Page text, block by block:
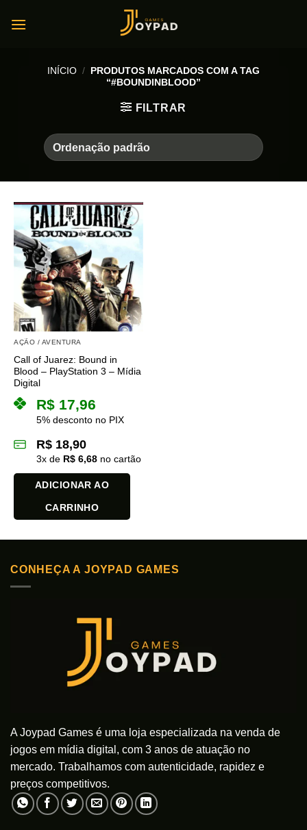
INÍCIO / PRODUTOS MARCADOS COM A TAG
“#BOUNDINBLOOD”
FILTRAR
AÇÃO / AVENTURA
Call of Juarez: Bound in
Blood – PlayStation 3 – Mídia
Digital
R$ 17,96
5% desconto no PIX
R$ 18,90
3x de R$ 6,68 no cartão
ADICIONAR AO
CARRINHO
CONHEÇA A JOYPAD GAMES
A Joypad Games é uma loja especializada na venda de
jogos em mídia digital, com 3 anos de atuação no
mercado. Trabalhamos com autenticidade, rapidez e
preços competitivos.